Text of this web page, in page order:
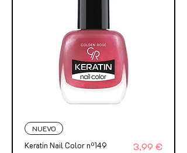
NUEVO
Keratin Nail Color nº149 Precio
3,99 €